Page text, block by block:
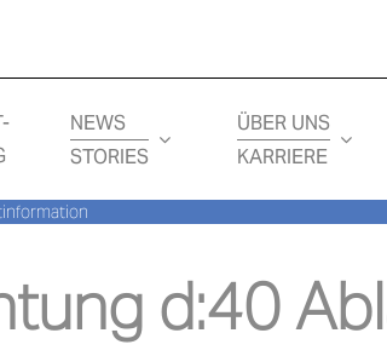
NEWS
STORIES
ÜBER UNS
KARRIERE
d:40